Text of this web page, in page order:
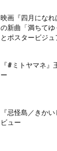
映画『四月にな
の新曲「満ちて
とポスタービジュ
『#ミトヤマネ』
ー
『忌怪島／きか
ビュー